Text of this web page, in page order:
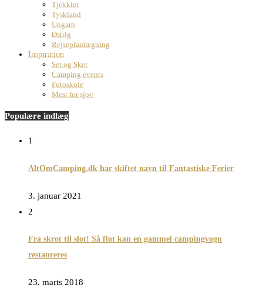
Tjekkiet
Tyskland
Ungarn
Østrig
Rejseplanlægning
Inspiration
Set og Sket
Camping events
Fotoskole
Mest for sjov
Populære indlæg
1
AltOmCamping.dk har skiftet navn til Fantastiske Ferier
3. januar 2021
2
Fra skrot til slot! Så flot kan en gammel campingvogn
restaureres
23. marts 2018